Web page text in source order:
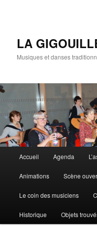
LA
Musiques et danses
Aller au contenu principal
Aller au contenu
Accueil Agenda
Animations Scène
Le coin des musiciens
Historique Objets